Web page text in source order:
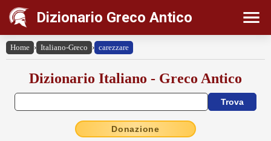
Dizionario Greco Antico
Home › Italiano-Greco › carezzare
Dizionario Italiano - Greco Antico
Donazione